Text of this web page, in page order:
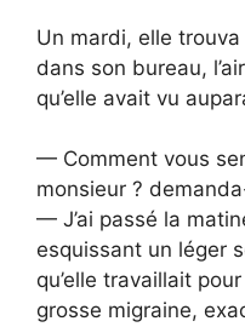
Un mardi, elle
dans son bureau,
qu’elle avait vu
— Comment vous
monsieur ?
— J’ai passé la
esquissant un léger
qu’elle travaillait
grosse migraine,